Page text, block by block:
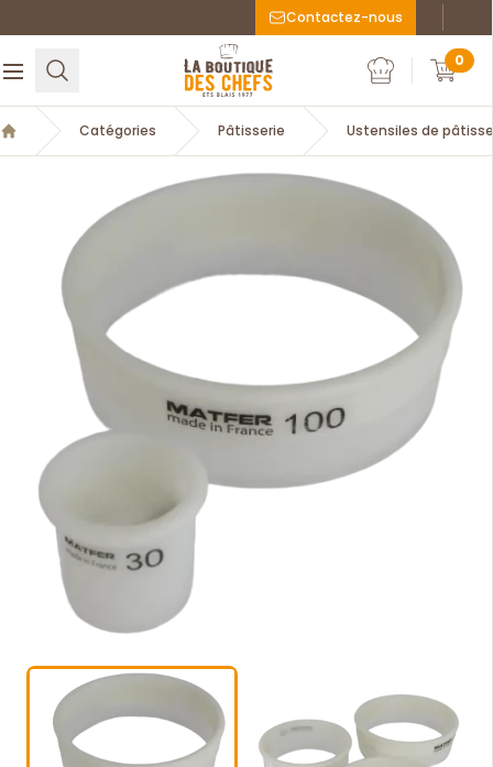
Contactez-nous
Ouvrir le menuRechercher
La Boutique des chefs
Mon compte
Mon
0
Accueil
Catégories Pâtisserie Ustensiles de